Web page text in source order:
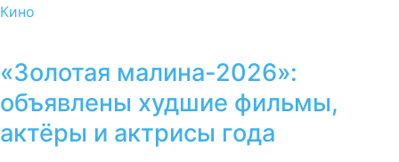
Кино
«Золотая малина-2026»:
объявлены худшие фильмы,
актёры и актрисы года